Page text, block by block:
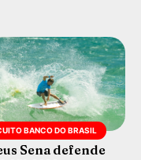
BANCO DO BRASIL
Sena defende